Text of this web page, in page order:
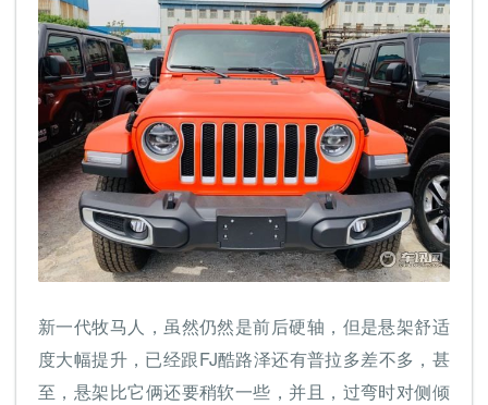
新一代牧马人，虽然仍然是前后硬轴，但是悬架舒适
度大幅提升，已经跟FJ酷路泽还有普拉多差不多，甚
至，悬架比它俩还要稍软一些，并且，过弯时对侧倾